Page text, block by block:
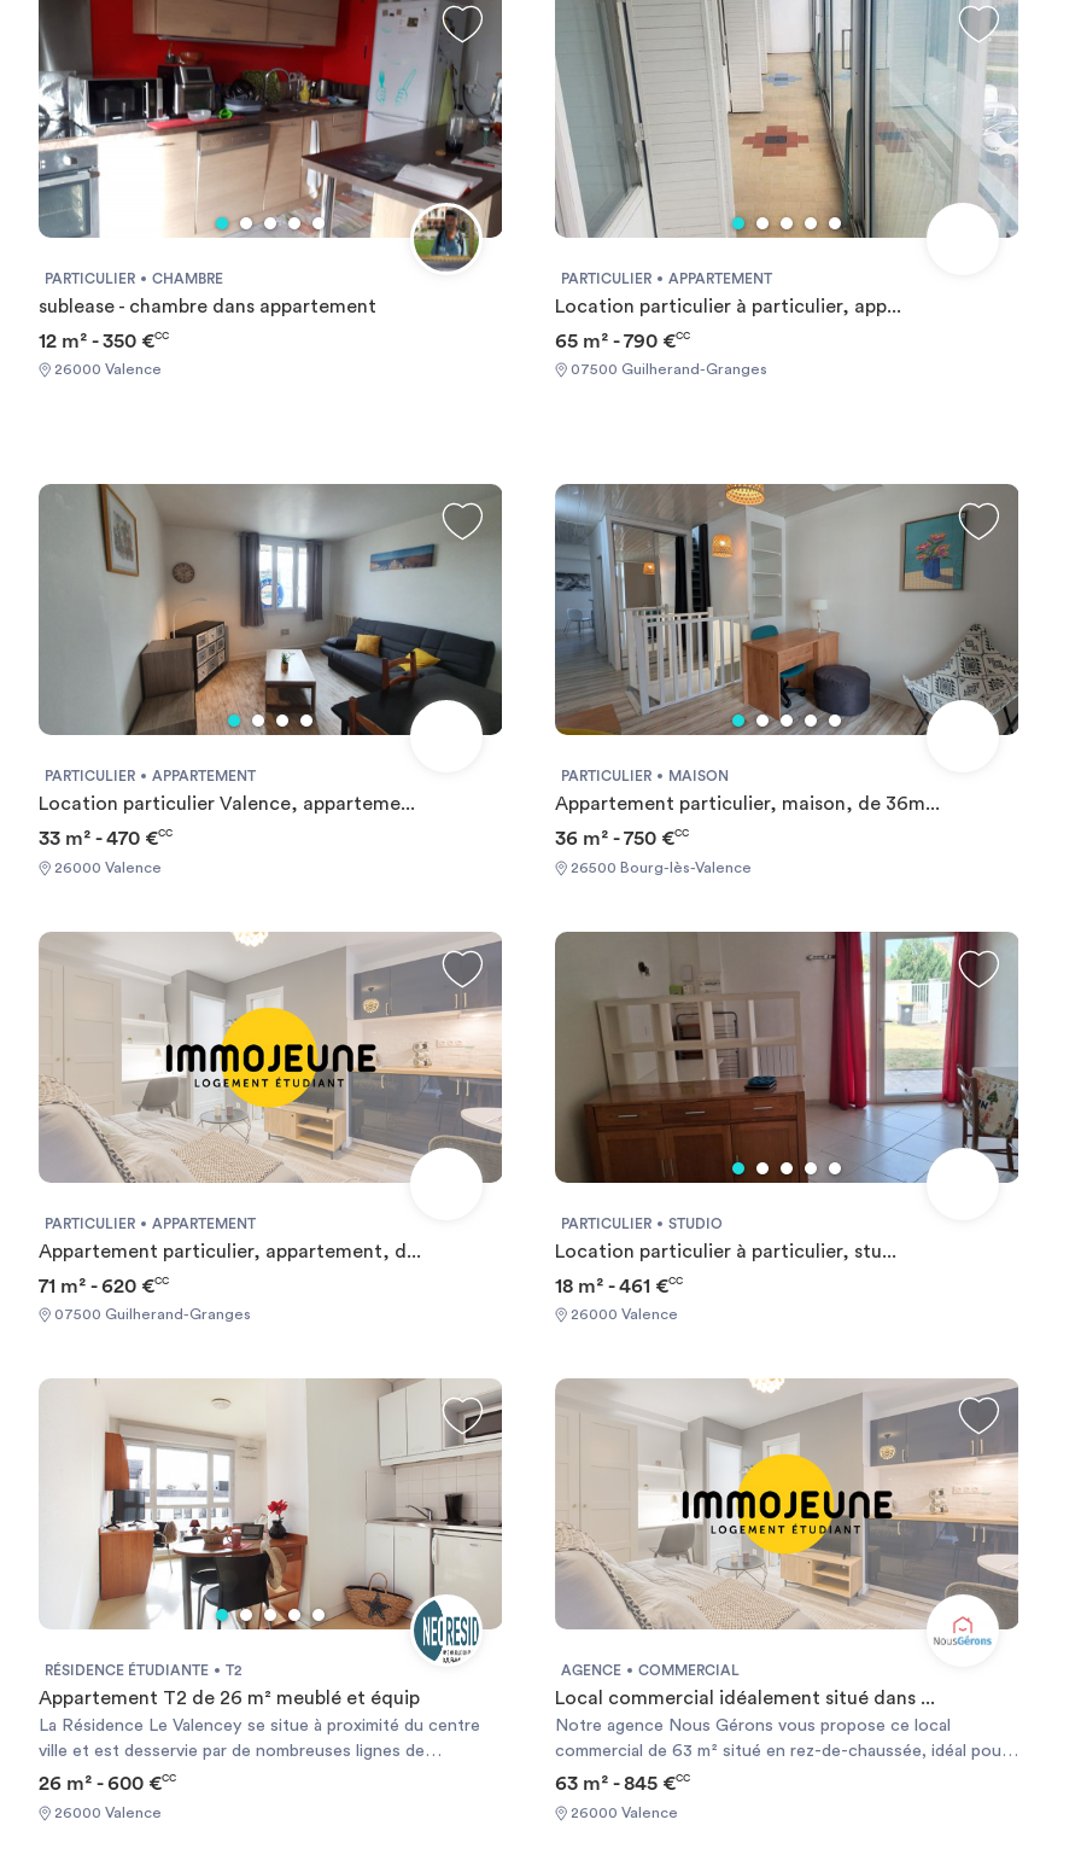
chaude individuels.
PARTICULIER CHAMBRE
sublease - chambre dans appartement
12 m² - 350 €CC
26000 Valence
PARTICULIER APPARTEMENT
Location particulier à particulier, app...
65 m² - 790 €CC
07500 Guilherand-Granges
PARTICULIER APPARTEMENT
Location particulier Valence, apparteme...
33 m² - 470 €CC
26000 Valence
PARTICULIER MAISON
Appartement particulier, maison, de 36m...
36 m² - 750 €CC
26500 Bourg-lès-Valence
PARTICULIER APPARTEMENT
Appartement particulier, appartement, d...
71 m² - 620 €CC
07500 Guilherand-Granges
PARTICULIER STUDIO
Location particulier à particulier, stu...
18 m² - 461 €CC
26000 Valence
RÉSIDENCE ÉTUDIANTE T2
Appartement T2 de 26 m² meublé et équip
La Résidence Le Valencey se situe à proximité du centre
ville et est desservie par de nombreuses lignes de
transports en commun du réseau urbain. Nous avons à
proximité de la Résidence une Banque avec distributeur de
billets, épicerie, boulangerie-pâtisserie, restaurants,
26 m² - 600 €CC
26000 Valence
AGENCE COMMERCIAL
Local commercial idéalement situé dans ...
Notre agence Nous Gérons vous propose ce local
commercial de 63 m² situé en rez-de-chaussée, idéal pour
une activité professionnelle. Le local est composé d’un
espace principal lumineux et modulable, offrant une grande
flexibilité d’aménagement selon vos besoins. Une cave
63 m² - 845 €CC
26000 Valence